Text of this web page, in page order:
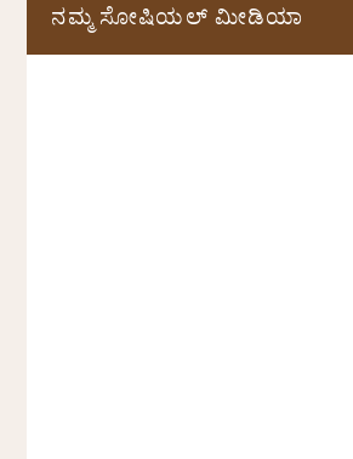
ನಮ್ಮ ಸೋಷಿಯಲ್‌ ಮೀಡಿಯಾ